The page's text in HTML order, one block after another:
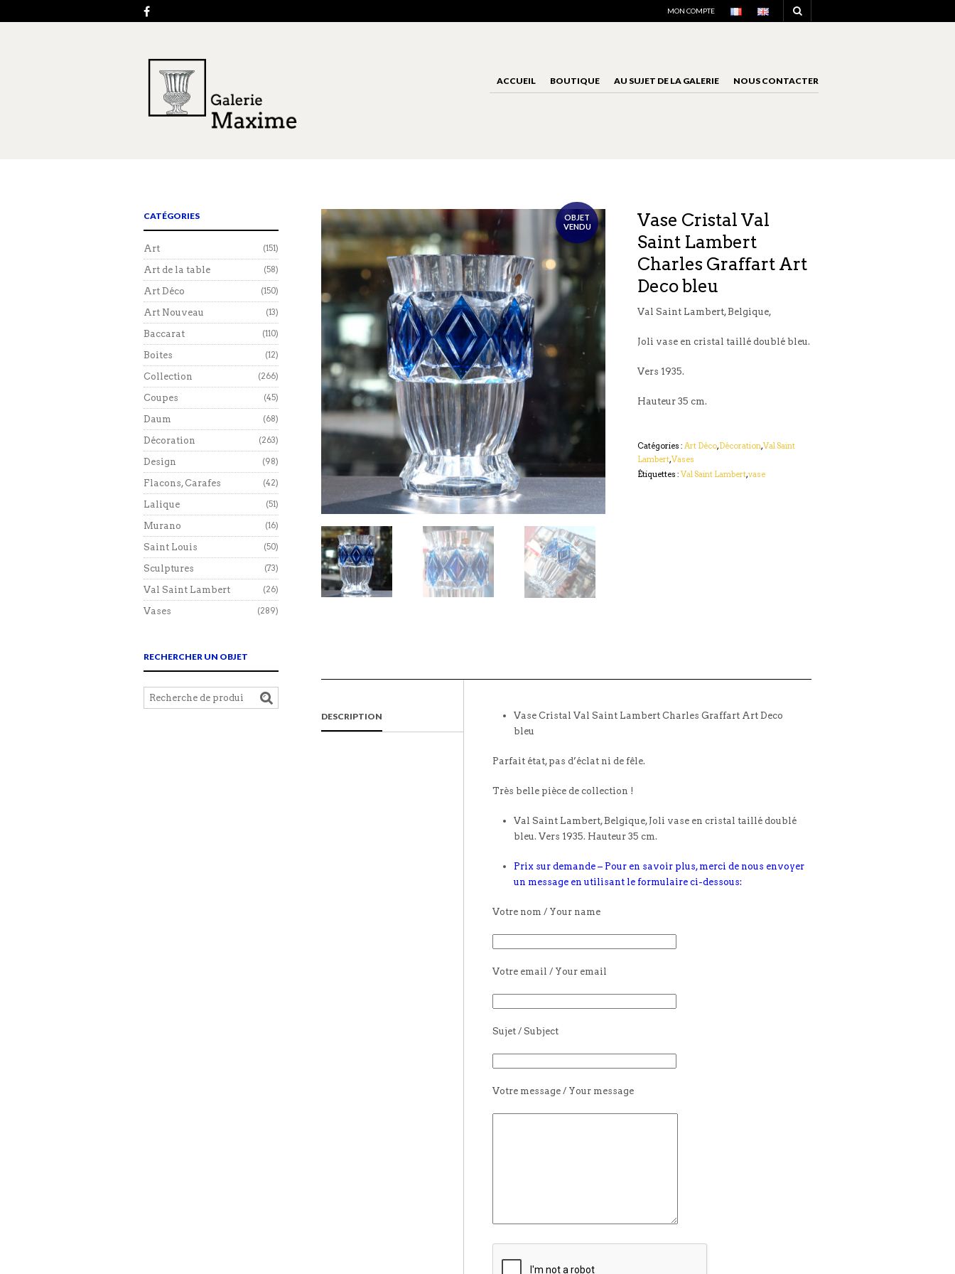
MON COMPTE
ACCUEIL BOUTIQUE AU SUJET DE LA GALERIE NOUS CONTACTER
OBJET
VENDU
Vase Cristal Val
Saint Lambert
Charles Graffart Art
Deco bleu
Val Saint Lambert, Belgique,
Joli vase en cristal taillé doublé bleu.
Vers 1935.
Hauteur 35 cm.
Catégories : Art Déco,Décoration,Val Saint
Lambert,Vases
Étiquettes : Val Saint Lambert,vase
DESCRIPTION
Vase Cristal Val Saint Lambert Charles Graffart Art Deco
bleu
Parfait état, pas d’éclat ni de fêle.
Très belle pièce de collection !
Val Saint Lambert, Belgique, Joli vase en cristal taillé doublé
bleu. Vers 1935. Hauteur 35 cm.
Prix sur demande – Pour en savoir plus, merci de nous envoyer
un message en utilisant le formulaire ci-dessous:
Votre nom / Your name
Votre email / Your email
Sujet / Subject
Votre message / Your message
CATÉGORIES
Art (151)
Art de la table (58)
Art Déco (150)
Art Nouveau (13)
Baccarat (110)
Boites (12)
Collection (266)
Coupes (45)
Daum (68)
Décoration (263)
Design (98)
Flacons, Carafes (42)
Lalique (51)
Murano (16)
Saint Louis (50)
Sculptures (73)
Val Saint Lambert (26)
Vases (289)
RECHERCHER UN OBJET